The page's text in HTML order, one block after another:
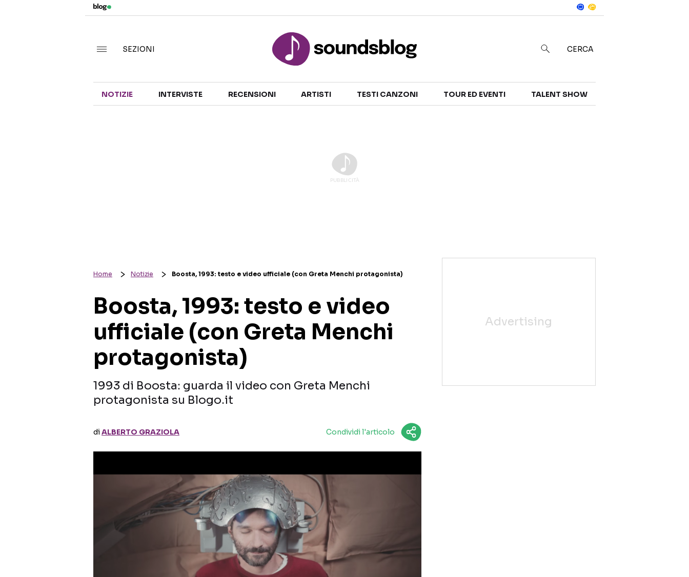
TALENT SHOW
SEZIONI CERCA
NOTIZIE INTERVISTE RECENSIONI ARTISTI TESTI CANZONI TOUR ED EVENTI TALENT SHOW
Home Notizie Boosta, 1993: testo e video ufficiale (con Greta Menchi protagonista)
Boosta, 1993: testo e video
ufficiale (con Greta Menchi
protagonista)
1993 di Boosta: guarda il video con Greta Menchi
protagonista su Blogo.it
diALBERTO GRAZIOLA Condividi l'articolo